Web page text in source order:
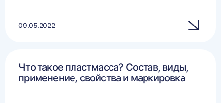
09.05.2022
Что такое пластмасса? Состав, виды,
применение, свойства и маркировка